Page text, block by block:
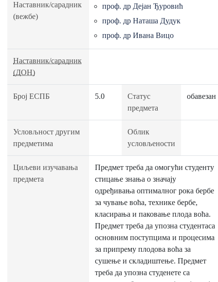
Наставник/сарадник
(вежбе)
проф. др Дејан Ђуровић
проф. др Наташа Дудук
проф. др Ивана Вицо
Наставник/сарадник
(ДОН)
Број ЕСПБ 5.0
Статус
предмета
обавезан
Условљност другим
предметима
Облик
условљености
Циљеви изучавања
предмета
Предмет треба да омогући студенту
стицање знања о значају
одређивања оптималног рока бербе
за чување воћа, технике бербе,
класирања и паковање плода воћа.
Предмет треба да упозна студентаса
основним поступцима и процесима
за припрему плодова воћа за
сушење и складиштење. Предмет
треба да упозна студенете са